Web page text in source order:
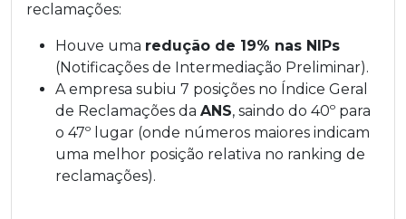
reclamações:
Houve uma redução de 19% nas NIPs
(Notificações de Intermediação Preliminar).
A empresa subiu 7 posições no Índice Geral
de Reclamações da ANS, saindo do 40º para
o 47º lugar (onde números maiores indicam
uma melhor posição relativa no ranking de
reclamações).